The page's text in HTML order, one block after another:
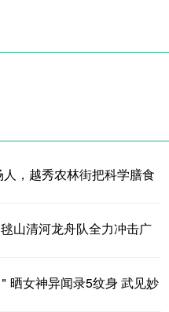
，越秀农林街把科学膳食
山清河龙舟队全力冲击广
晒女神异闻录5纹身 武见妙